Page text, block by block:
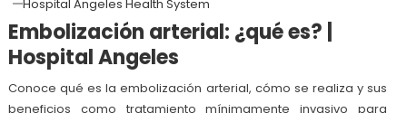
Hospital Angeles Health System
Embolización arterial: ¿qué es? |
Hospital Angeles
Conoce qué es la embolización arterial, cómo se realiza y sus
beneficios como tratamiento mínimamente invasivo para